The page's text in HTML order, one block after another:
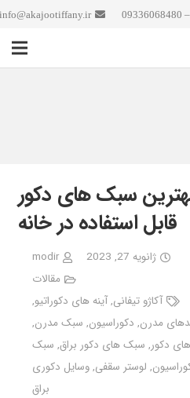
سبک های دکور
قابل استفاده در خانه
ژانویه 27, 2023
modir
مقالات
آکاژو تیفانی,آینه های دکوراتیو,
مدرن, دکوراسیون, سبک مدرن,
دکور, سبک های دکور براق, سبک
, لوستر سقفی,وسایل دکوری
براق